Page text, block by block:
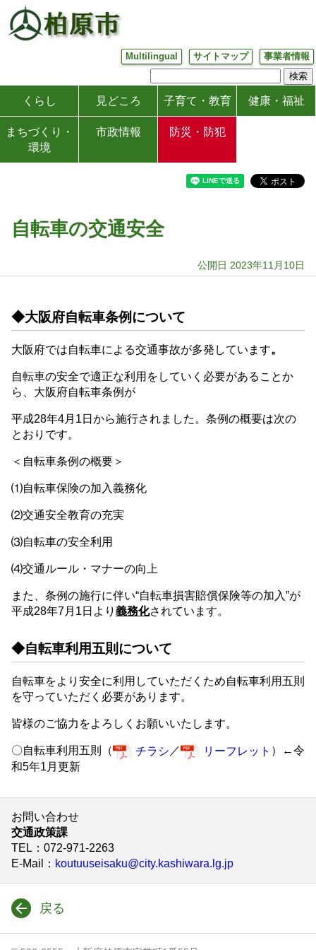
Multilingual サイトマップ 事業者情報
くらし 見どころ 子育て・教育 健康・福祉
まちづくり・
環境
市政情報 防災・防犯
自転車の交通安全
公開日 2023年11月10日
◆大阪府自転車条例について
大阪府では自転車による交通事故が多発しています。
自転車の安全で適正な利用をしていく必要があることか
ら、大阪府自転車条例が
平成28年4月1日から施行されました。条例の概要は次の
とおりです。
＜自転車条例の概要＞
⑴自転車保険の加入義務化
⑵交通安全教育の充実
⑶自転車の安全利用
⑷交通ルール・マナーの向上
また、条例の施行に伴い“自転車損害賠償保険等の加入”が
平成28年7月1日より 義務化されています。
◆自転車利用五則について
自転車をより安全に利用していただくため自転車利用五則
を守っていただく必要があります。
皆様のご協力をよろしくお願いいたします。
〇自転車利用五則（ チラシ ／ リーフレット ）←令
和5年1月更新
お問い合わせ
交通政策課
TEL ：072-971-2263
E-Mail
： koutuuseisaku@city.kashiwara.lg.jp
戻る